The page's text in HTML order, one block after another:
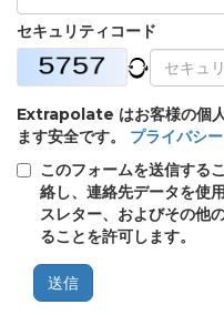
セキュリティコード
Extrapolate はお客様の個
ます安全です。 プライバシ
このフォームを送信す
絡し、連絡先データを使
スレター、およびその他
ることを許可します。
送信